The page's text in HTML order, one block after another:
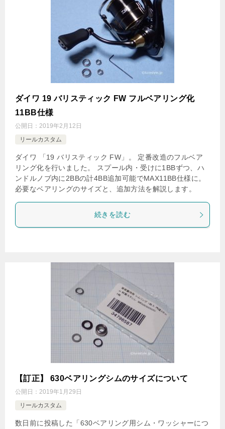
ダイワ 19 バリスティック FW フルベアリング化
11BB仕様
公開日： 2019年2月12日
リールカスタム
ダイワ 「19 バリスティック FW」。 定番改造のフルベア
リング化を行いました。 スプール内・受けに1BBずつ、ハ
ンドルノブ内に2BBの計4BB追加可能でMAX11BB仕様に。
必要なベアリングのサイズと、追加方法を解説します。
続きを読む
【訂正】 630ベアリングシムのサイズについて
公開日： 2019年1月29日
リールカスタム
数日前に投稿した「630ベアリング用シム・ワッシャーにつ